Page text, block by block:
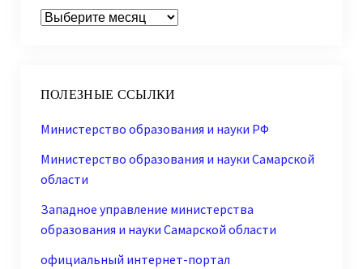
Архивы
ПОЛЕЗНЫЕ ССЫЛКИ
Министерство образования и науки РФ
Министерство образования и науки Самарской
области
Западное управление министерства
образования и науки Самарской области
официальный интернет-портал